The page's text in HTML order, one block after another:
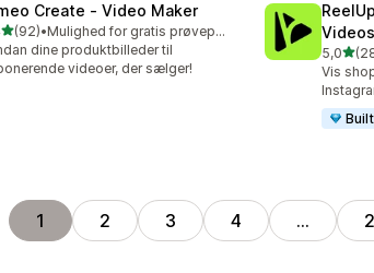
Create ‑ Video Maker
ud af 5 stjerner
(92) i alt
•
Mulighed for gratis prøveperiode
dine produktbilleder til
videoer, der sælger!
5,0ud
284
Vis
1 2 3 4 …